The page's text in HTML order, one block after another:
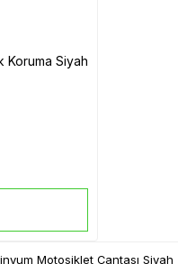
Koruma Siyah